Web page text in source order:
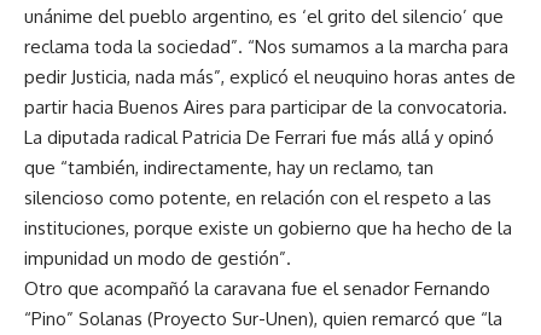
unánime del pueblo argentino, es ‘el grito del silencio’ que
reclama toda la sociedad”. “Nos sumamos a la marcha para
pedir Justicia, nada más”, explicó el neuquino horas antes de
partir hacia Buenos Aires para participar de la convocatoria.
La diputada radical Patricia De Ferrari fue más allá y opinó
que “también, indirectamente, hay un reclamo, tan
silencioso como potente, en relación con el respeto a las
instituciones, porque existe un gobierno que ha hecho de la
impunidad un modo de gestión”.
Otro que acompañó la caravana fue el senador Fernando
“Pino” Solanas (Proyecto Sur-Unen), quien remarcó que “la